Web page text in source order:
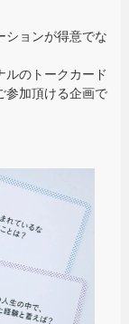
ションが得意でな
ルのトークカード
参加頂ける企画で